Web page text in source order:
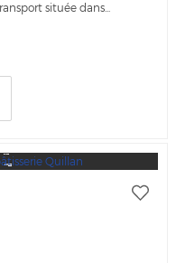
située dans...